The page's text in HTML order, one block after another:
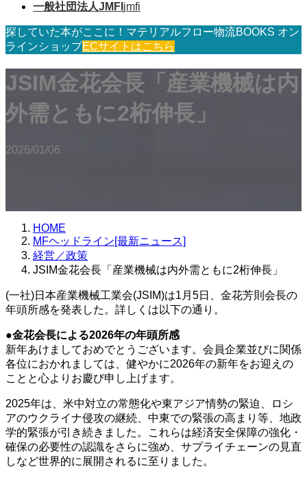
一般社団法人JMFI jmfi
探していた本がここに！マテリアルフロー物流BOOKS オン
ラインショップECサイトはこちら
JSIM金花会長「産業機械は内
外需ともに2桁伸長」
2026/01/06
HOME
MFヘッドライン[最新ニュース]
経営／政策
JSIM金花会長「産業機械は内外需ともに2桁伸長」
(一社)日本産業機械工業会(JSIM)は1月5日、金花芳則会長の
年頭所感を発表した。詳しくは以下の通り。
●金花会長による2026年の年頭所感
新年あけましておめでとうございます。会員企業並びに関係
各位におかれましては、健やかに2026年の新年をお迎えの
ことと心よりお慶び申し上げます。
2025年は、米中対立の常態化や東アジア情勢の緊迫、ロシ
アのウクライナ侵攻の継続、中東での緊張の高まり等、地政
学的緊張が引き続きました。これらは経済安全保障の強化・
確保の必要性の認識をさらに強め、サプライチェーンの見直
しなど世界的に展開されるに至りました。